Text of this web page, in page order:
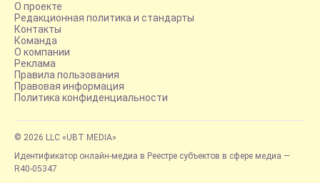
О проекте
Редакционная политика и стандарты
Контакты
Команда
О компании
Реклама
Правила пользования
Правовая информация
Политика конфиденциальности
© 2026 LLC «UBT MEDIA»
Идентификатор онлайн-медиа в Реестре субъектов в сфере медиа —
R40-05347